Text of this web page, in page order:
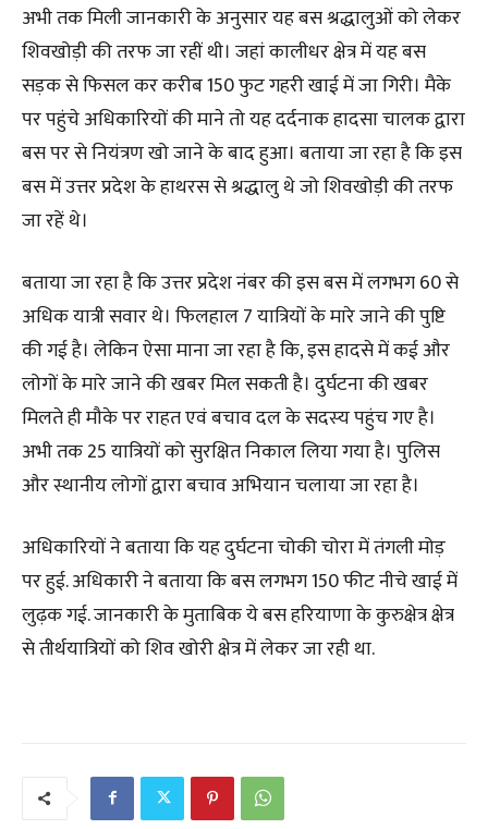
अभी तक मिली जानकारी के अनुसार यह बस श्रद्धालुओं को लेकर
शिवखोड़ी की तरफ जा रहीं थी। जहां कालीधर क्षेत्र में यह बस
सड़क से फिसल कर करीब 150 फुट गहरी खाई में जा गिरी। मैके
पर पहुंचे अधिकारियों की माने तो यह दर्दनाक हादसा चालक द्वारा
बस पर से नियंत्रण खो जाने के बाद हुआ। बताया जा रहा है कि इस
बस में उत्तर प्रदेश के हाथरस से श्रद्धालु थे जो शिवखोड़ी की तरफ
जा रहें थे।
बताया जा रहा है कि उत्तर प्रदेश नंबर की इस बस में लगभग 60 से
अधिक यात्री सवार थे। फिलहाल 7 यात्रियों के मारे जाने की पुष्टि
की गई है। लेकिन ऐसा माना जा रहा है कि, इस हादसे में कई और
लोगों के मारे जाने की खबर मिल सकती है। दुर्घटना की खबर
मिलते ही मौके पर राहत एवं बचाव दल के सदस्‍य पहुंच गए है।
अभी तक 25 यात्रियों को सुरक्षित निकाल लिया गया है। पुलिस
और स्थानीय लोगों द्वारा बचाव अभियान चलाया जा रहा है।
अधिकारियों ने बताया कि यह दुर्घटना चोकी चोरा में तंगली मोड़
पर हुई. अधिकारी ने बताया कि बस लगभग 150 फीट नीचे खाई में
लुढ़क गई. जानकारी के मुताबिक ये बस हरियाणा के कुरुक्षेत्र क्षेत्र
से तीर्थयात्रियों को शिव खोरी क्षेत्र में लेकर जा रही था.